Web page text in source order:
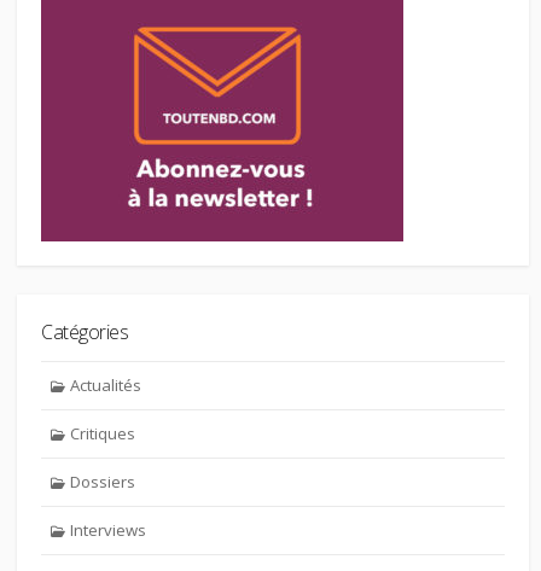
Catégories
Actualités
Critiques
Dossiers
Interviews